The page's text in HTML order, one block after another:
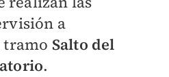
a
tramo Salto del
.